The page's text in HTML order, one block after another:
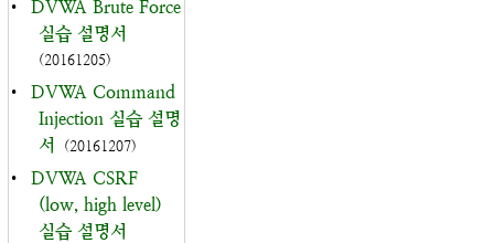
•
DVWA Brute Force
실습 설명서
(20161205)
•
DVWA Command
Injection 실습 설명
서
(20161207)
•
DVWA CSRF
(low, high level)
실습 설명서